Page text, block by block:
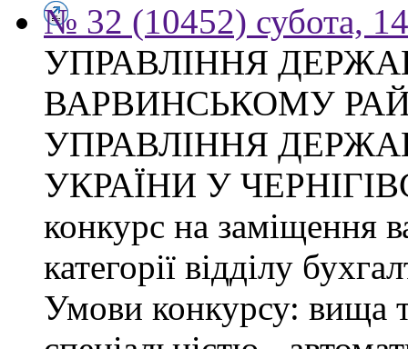
№ 32 (10452) субота,
УПРАВЛІННЯ
ВАРВИНСЬКОМУ
УПРАВЛІННЯ
УКРАЇНИ У
конкурс на заміщення
категорії відділу
Умови конкурсу: вища